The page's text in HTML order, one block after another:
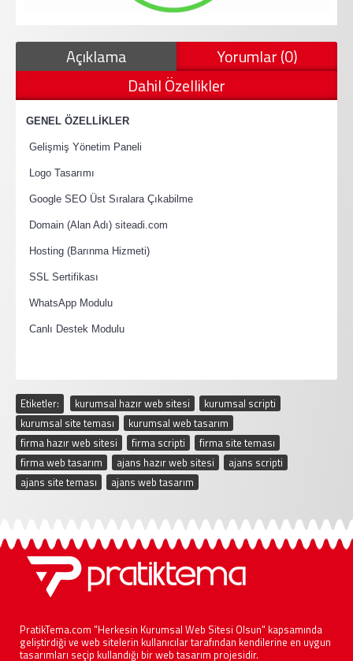
Açıklama
Yorumlar (0)
Dahil Özellikler
GENEL ÖZELLİKLER
Gelişmiş Yönetim Paneli
Logo Tasarımı
Google SEO Üst Sıralara Çıkabilme
Domain (Alan Adı) siteadi.com
Hosting (Barınma Hizmeti)
SSL Sertifikası
WhatsApp Modulu
Canlı Destek Modulu
Etiketler: kurumsal hazır web sitesi kurumsal scripti
kurumsal site teması
kurumsal web tasarım
firma hazır web sitesi
firma scripti firma site teması
firma web tasarım
ajans hazır web sitesi ajans scripti
ajans site teması
ajans web tasarım
PratikTema.com "Herkesin Kurumsal Web Sitesi Olsun" kapsamında
geliştirdiği ve web sitelerin kullanıcılar tarafından kendilerine en uygun
tasarımları seçip kullandığı bir web tasarım projesidir.